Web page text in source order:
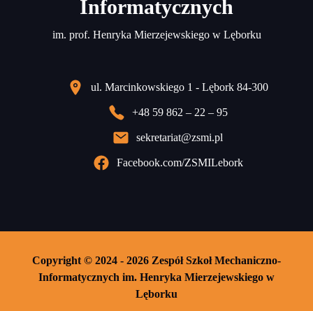
Informatycznych
im. prof. Henryka Mierzejewskiego w Lęborku
ul. Marcinkowskiego 1 - Lębork 84-300
+48 59 862 – 22 – 95
sekretariat@zsmi.pl
Facebook.com/ZSMILebork
Copyright © 2024 - 2026 Zespół Szkoł Mechaniczno-
Informatycznych im. Henryka Mierzejewskiego w
Lęborku